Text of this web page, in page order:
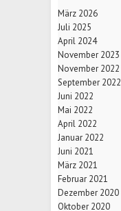
März 2026
Juli 2025
April 2024
November 2023
November 2022
September 2022
Juni 2022
Mai 2022
April 2022
Januar 2022
Juni 2021
März 2021
Februar 2021
Dezember 2020
Oktober 2020